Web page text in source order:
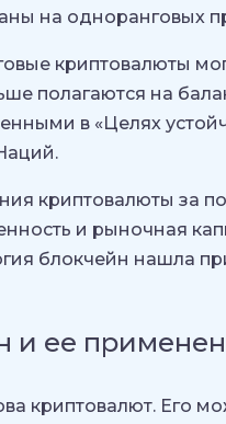
на одноранговых
криптовалюты
полагаются на
в «Целях
криптовалюты за
и рыночная
блокчейн нашла
и ее
криптовалют. Его